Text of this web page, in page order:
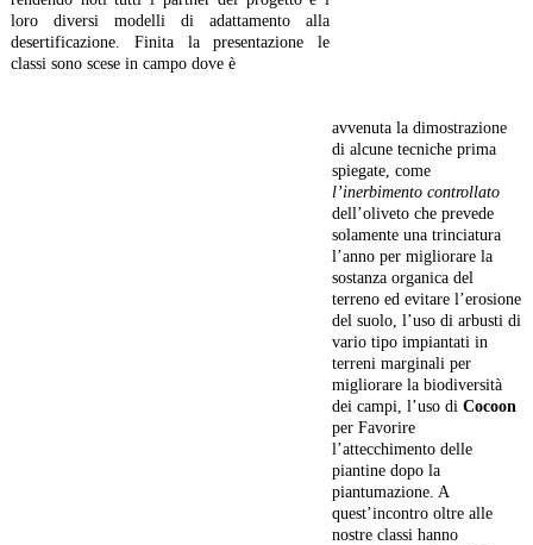
loro diversi modelli di adattamento alla
desertificazione. Finita la presentazione le
classi sono scese in campo dove è
avvenuta la dimostrazione
di alcune tecniche prima
spiegate, come
l’inerbimento controllato
dell’oliveto che prevede
solamente una trinciatura
l’anno per migliorare la
sostanza organica del
terreno ed evitare l’erosione
del suolo, l’uso di arbusti di
vario tipo impiantati in
terreni marginali per
migliorare la biodiversità
dei campi, l’uso di Cocoon
per Favorire
l’attecchimento delle
piantine dopo la
piantumazione. A
quest’incontro oltre alle
nostre classi hanno